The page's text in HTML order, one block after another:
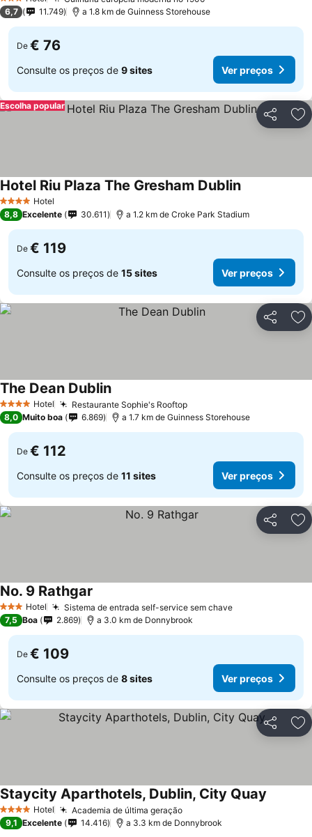
3 Estrelas
6,7 11.749 a 1.8 km de Guinness Storehouse
De € 76
Consulte os preços de 9 sites Ver preços
Partilhar
Escolha popular
4 EstrelasHotel
Hotel Riu Plaza The Gresham DublinVer preços
8,8 Excelente 30.611 a 1.2 km de Croke Park Stadium
De € 119
Consulte os preços de 15 sites Ver preços
Partilhar
4 EstrelasHotel Restaurante Sophie's RooftopVer preços
The Dean DublinVer preços
8,0 Muito boa 6.869 a 1.7 km de Guinness Storehouse
De € 112
Consulte os preços de 11 sites Ver preços
Partilhar
3 EstrelasHotel Sistema de entrada self-service sem chaveVer preços
No. 9 Rathgar
7,5 Boa 2.869 a 3.0 km de Donnybrook
De € 109
Consulte os preços de 8 sites Ver preços
Partilhar
4 EstrelasHotel Academia de última geraçãoVer preços
Staycity Aparthotels, Dublin, City Quay
9,1 Excelente 14.416 a 3.3 km de Donnybrook